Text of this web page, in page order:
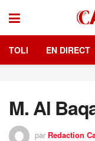
TOLI EN DIRECT
M. Al
par Redaction